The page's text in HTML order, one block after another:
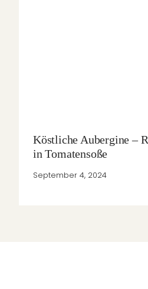
Köstliche Aubergine –
in Tomatensoße
September 4, 2024